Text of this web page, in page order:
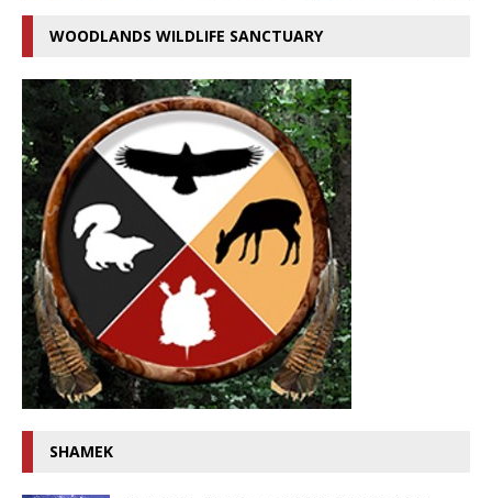
WOODLANDS WILDLIFE SANCTUARY
SHAMEK